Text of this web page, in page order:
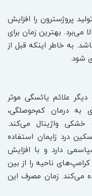
پروژسترون را افزایش
می‌برد. بهترین زمان برای
به خاطر اینکه قبل از
شود.
علائم یائسگی موثر
درمان کم‌حوصلگی،
واژینال می‌کند.
درد زایمان استفاده
دارد و با افزایش
ناحیه را از بین
می‌کند. زمان مصرف این